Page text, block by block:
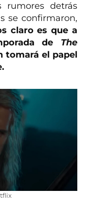
rumores detrás
se confirmaron,
claro es que a
de The
tomará el papel